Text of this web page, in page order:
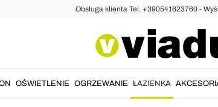
Obsługa klienta Tel. +390541623760 -
OŚWIETLENIE OGRZEWANIE ŁAZIENKA